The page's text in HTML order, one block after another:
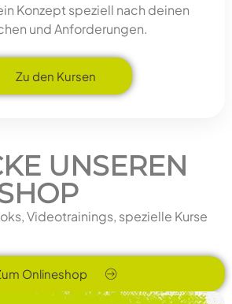
Konzept speziell nach deinen
und Anforderungen.
Zu den Kursen
UNSEREN
Videotrainings, spezielle Kurse
Onlineshop